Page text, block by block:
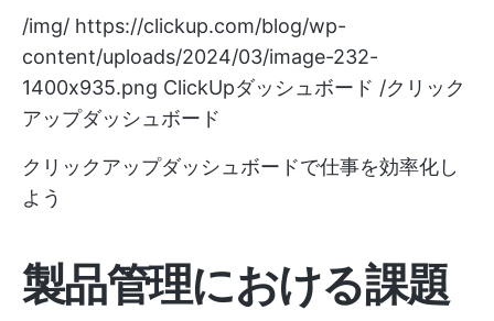
/img/ https://clickup.com/blog/wp-
content/uploads/2024/03/image-232-
1400x935.png ClickUpダッシュボード /クリック
アップダッシュボード
クリックアップダッシュボードで仕事を効率化し
よう
製品管理における課題